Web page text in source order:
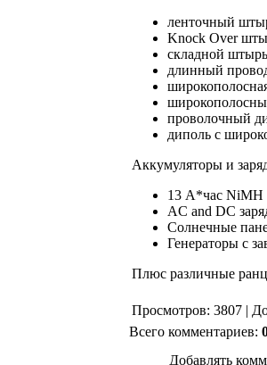
ленточный
Knock Over
складной
длинный
проволочный
диполь с
Аккумуляторы и
13 А*час NiMH
AC and DC
Солнечные
Генераторы с
Плюс различные
Просмотров: 3807 |
Всего комментариев:
Добавлять